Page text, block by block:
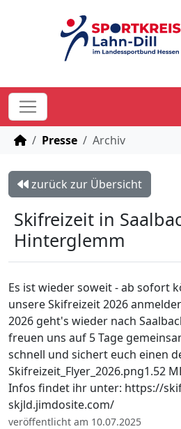
STARTSEITE
Presse Archiv
zurück zur Übersicht
Skifreizeit in
Hinterglemm
Es ist wieder soweit - ab sofort
unsere Skifreizeit 2026
2026 geht's wieder nach
freuen uns auf 5 Tage
schnell und sichert euch einen
Skifreizeit_Flyer_2026.png1.52
Infos findet ihr unter: https://
skjld.jimdosite.com/
veröffentlicht am 10.07.2025